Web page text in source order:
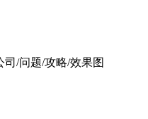
司/问题/攻略/效果图